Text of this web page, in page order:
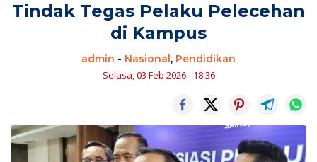
Tindak Tegas Pelaku Pelecehan
di Kampus
admin - Nasional, Pendidikan
Selasa, 03 Feb 2026 - 18:36